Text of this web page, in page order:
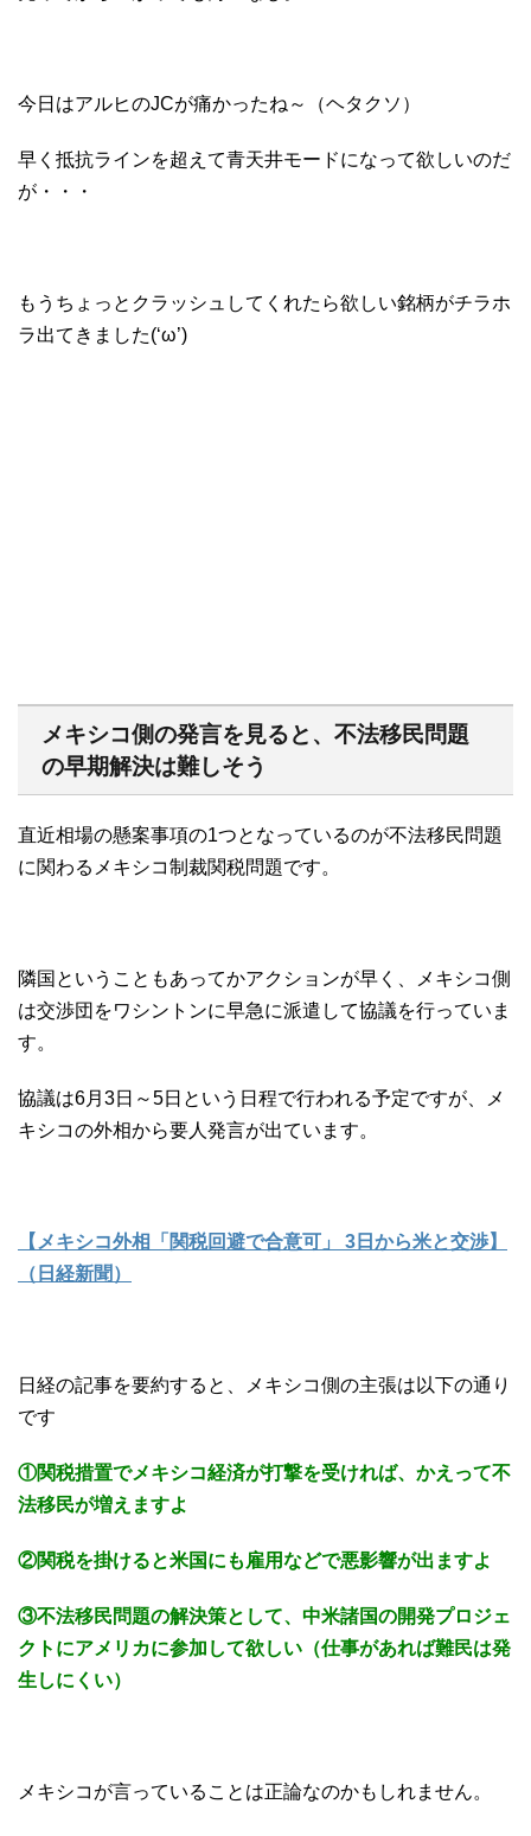
今日はアルヒのJCが痛かったね～（ヘタクソ）
早く抵抗ラインを超えて青天井モードになって欲しいのだ
が・・・
もうちょっとクラッシュしてくれたら欲しい銘柄がチラホ
ラ出てきました(‘ω’)
メキシコ側の発言を見ると、不法移民問題
の早期解決は難しそう
直近相場の懸案事項の1つとなっているのが不法移民問題
に関わるメキシコ制裁関税問題です。
隣国ということもあってかアクションが早く、メキシコ側
は交渉団をワシントンに早急に派遣して協議を行っていま
す。
協議は6月3日～5日という日程で行われる予定ですが、メ
キシコの外相から要人発言が出ています。
【メキシコ外相「関税回避で合意可」 3日から米と交渉】
（日経新聞）
日経の記事を要約すると、メキシコ側の主張は以下の通り
です
①関税措置でメキシコ経済が打撃を受ければ、かえって不
法移民が増えますよ
②関税を掛けると米国にも雇用などで悪影響が出ますよ
③不法移民問題の解決策として、中米諸国の開発プロジェ
クトにアメリカに参加して欲しい（仕事があれば難民は発
生しにくい）
メキシコが言っていることは正論なのかもしれません。